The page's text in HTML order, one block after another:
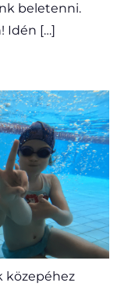
beletenni.
Idén […]
közepéhez